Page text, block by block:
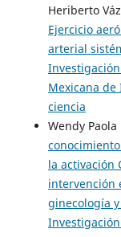
Heriberto
Ejercicio
arterial
Mexicana de
ciencia
Wendy
la activación
intervención
ginecología